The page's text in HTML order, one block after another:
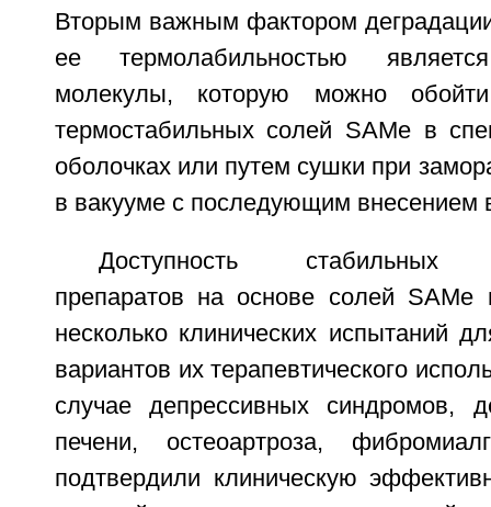
Вторым важным фактором
ее термолабильностью является
молекулы, которую можно
термостабильных солей SAMe в
оболочках или путем сушки при
в вакууме с последующим внесением
Доступность стабильных
препаратов на основе солей SAMe
несколько клинических испытаний
вариантов их терапевтического
случае депрессивных синдромов,
печени, остеоартроза,
подтвердили клиническую